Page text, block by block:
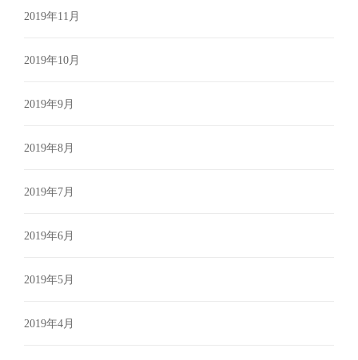
2019年11月
2019年10月
2019年9月
2019年8月
2019年7月
2019年6月
2019年5月
2019年4月